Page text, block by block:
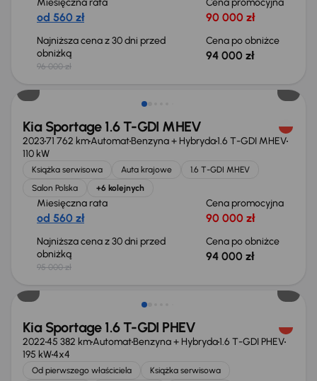
Miesięczna rata
od 560 zł
Cena promocyjna
90 000 zł
Najniższa cena z 30 dni przed
obniżką
96 000 zł
Cena po obniżce
94 000 zł
Taniej o 1 000 zł
Kia Sportage 1.6 T-GDI MHEV
202371 762 kmAutomatBenzyna + Hybryda1.6 T-GDI MHEV
110 kW
Książka serwisowa Auta krajowe
1.6 T-GDI MHEV
Salon Polska
+6 kolejnych
Miesięczna rata
od 560 zł
Cena promocyjna
90 000 zł
Najniższa cena z 30 dni przed
obniżką
95 000 zł
Cena po obniżce
94 000 zł
Taniej o 4 000 zł
Kia Sportage 1.6 T-GDI PHEV
202245 382 kmAutomatBenzyna + Hybryda1.6 T-GDI PHEV
195 kW4x4
Od pierwszego właściciela
Książka serwisowa